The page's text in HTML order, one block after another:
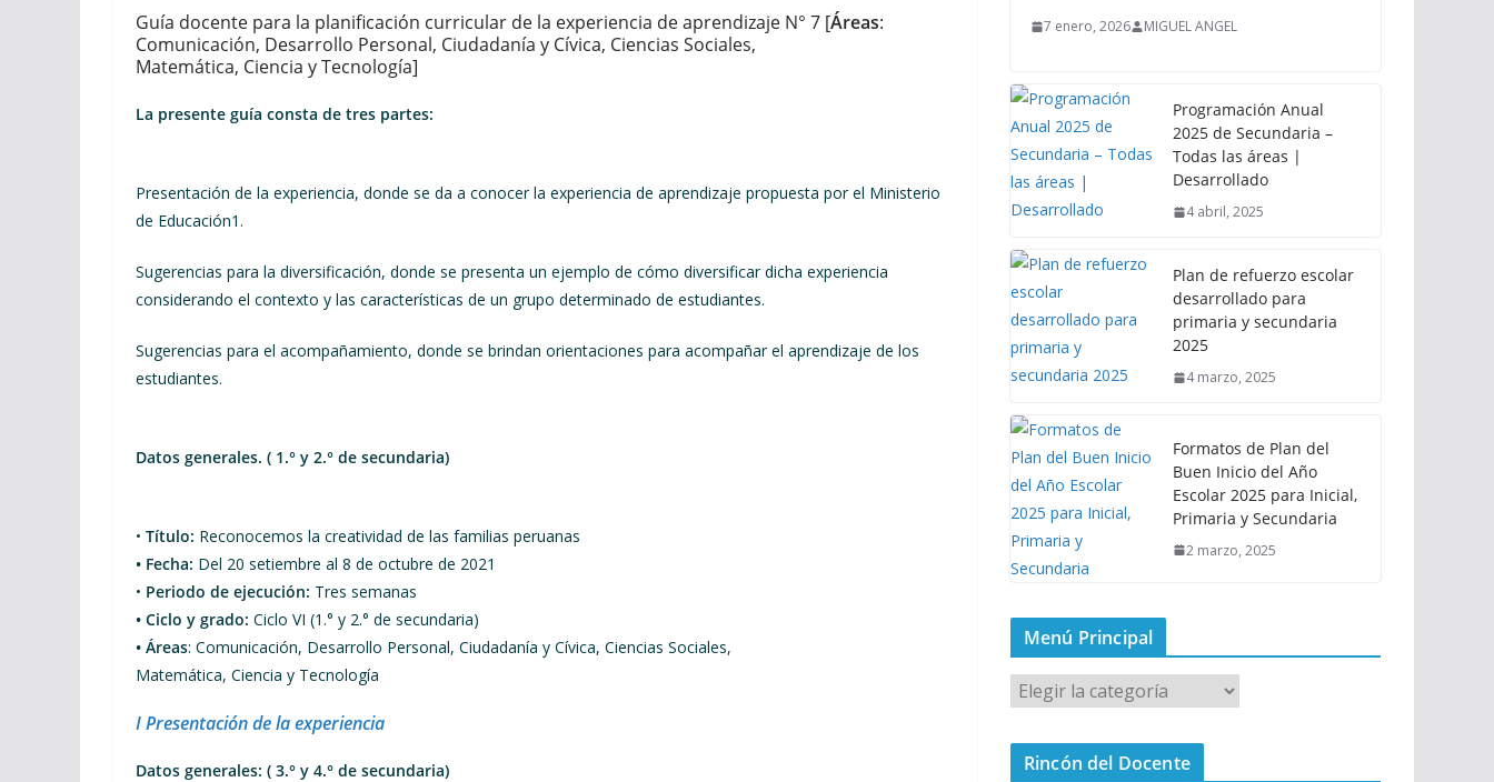
Guía docente para la planificación curricular de la experiencia de aprendizaje N° 7 [Áreas:
Comunicación, Desarrollo Personal, Ciudadanía y Cívica, Ciencias Sociales,
Matemática, Ciencia y Tecnología]
La presente guía consta de tres partes:
Presentación de la experiencia, donde se da a conocer la experiencia de aprendizaje propuesta por el Ministerio
de Educación1.
Sugerencias para la diversificación, donde se presenta un ejemplo de cómo diversificar dicha experiencia
considerando el contexto y las características de un grupo determinado de estudiantes.
Sugerencias para el acompañamiento, donde se brindan orientaciones para acompañar el aprendizaje de los
estudiantes.
Datos generales. ( 1.° y 2.° de secundaria)
• Título: Reconocemos la creatividad de las familias peruanas
• Fecha: Del 20 setiembre al 8 de octubre de 2021
• Periodo de ejecución: Tres semanas
• Ciclo y grado: Ciclo VI (1.° y 2.° de secundaria)
• Áreas: Comunicación, Desarrollo Personal, Ciudadanía y Cívica, Ciencias Sociales,
Matemática, Ciencia y Tecnología
I Presentación de la experiencia
Datos generales: ( 3.° y 4.° de secundaria)
7 enero, 2026 MIGUEL ANGEL
Programación Anual
2025 de Secundaria –
Todas las áreas |
Desarrollado
4 abril, 2025
Plan de refuerzo escolar
desarrollado para
primaria y secundaria
2025
4 marzo, 2025
Formatos de Plan del
Buen Inicio del Año
Escolar 2025 para Inicial,
Primaria y Secundaria
2 marzo, 2025
Menú Principal
M
e
n
Rincón del Docente